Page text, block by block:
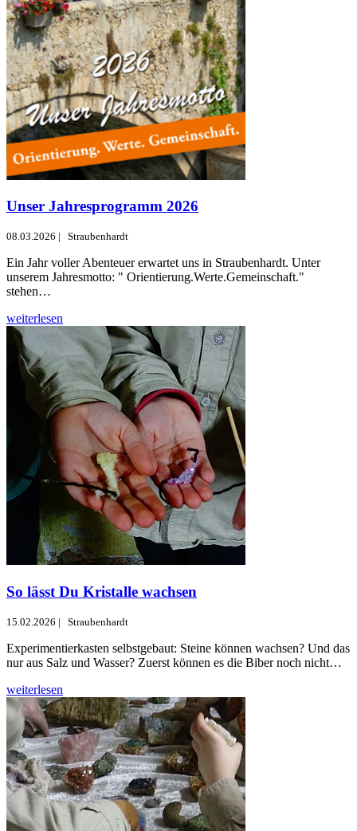
Unser Jahresprogramm 2026
08.03.2026 | Straubenhardt
Ein Jahr voller Abenteuer erwartet uns in Straubenhardt. Unter
unserem Jahresmotto: " Orientierung.Werte.Gemeinschaft."
stehen…
weiterlesen
So lässt Du Kristalle wachsen
15.02.2026 | Straubenhardt
Experimentierkasten selbstgebaut: Steine können wachsen? Und das
nur aus Salz und Wasser? Zuerst können es die Biber noch nicht…
weiterlesen